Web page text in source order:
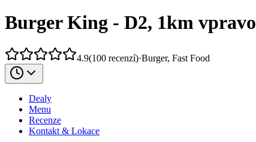
Burger King - D2, 1km vpravo
4.9(100 recenzí)·Burger, Fast Food
Dealy
Menu
Recenze
Kontakt & Lokace